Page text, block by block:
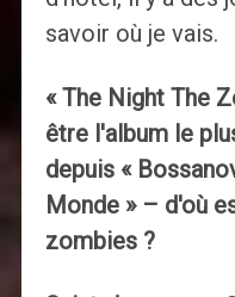
savoir où je vais.
« The Night The
être l'album le
depuis «
Monde » – d'où
zombies ?